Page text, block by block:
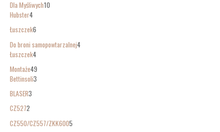
Dla Myśliwych10
Hubster4
Łuszczek6
Do broni samopowtarzalnej4
Łuszczek4
Montaże49
Bettinsoli3
BLASER3
CZ5272
CZ550/CZ557/ZKK6005